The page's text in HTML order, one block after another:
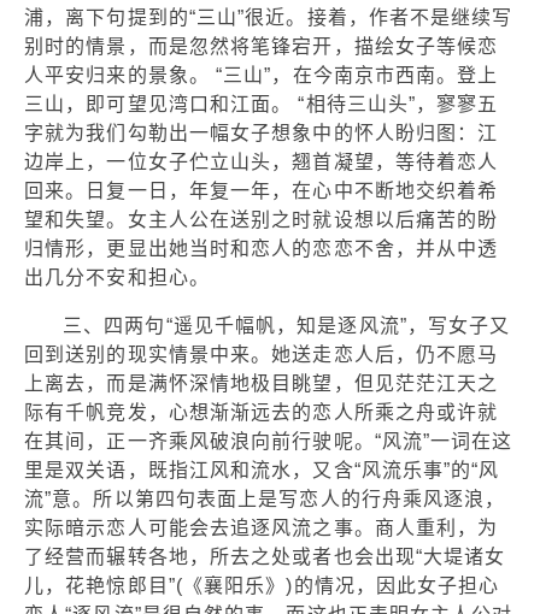
浦，离下句提到的“三山”很近。接着，作者不是继续写
别时的情景，而是忽然将笔锋宕开，描绘女子等候恋
人平安归来的景象。 “三山”，在今南京市西南。登上
三山，即可望见湾口和江面。 “相待三山头”，寥寥五
字就为我们勾勒出一幅女子想象中的怀人盼归图：江
边岸上，一位女子伫立山头，翘首凝望，等待着恋人
回来。日复一日，年复一年，在心中不断地交织着希
望和失望。女主人公在送别之时就设想以后痛苦的盼
归情形，更显出她当时和恋人的恋恋不舍，并从中透
出几分不安和担心。
三、四两句“遥见千幅帆，知是逐风流”，写女子又
回到送别的现实情景中来。她送走恋人后，仍不愿马
上离去，而是满怀深情地极目眺望，但见茫茫江天之
际有千帆竞发，心想渐渐远去的恋人所乘之舟或许就
在其间，正一齐乘风破浪向前行驶呢。“风流”一词在这
里是双关语，既指江风和流水，又含“风流乐事”的“风
流”意。所以第四句表面上是写恋人的行舟乘风逐浪，
实际暗示恋人可能会去追逐风流之事。商人重利，为
了经营而辗转各地，所去之处或者也会出现“大堤诸女
儿，花艳惊郎目”(《襄阳乐》)的情况，因此女子担心